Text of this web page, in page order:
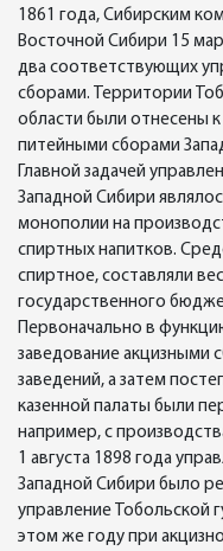
1861 года, Сибирским
Восточной Сибири 15
два соответствующих
сборами. Территории
области были отнесены
питейными сборами
Главной задачей
Западной Сибири
монополии на
спиртных напитков.
спиртное, составляли
государственного
Первоначально в
заведование акцизными
заведений, а затем
казенной палаты были
например, с
1 августа 1898 года
Западной Сибири было
управление Тобольской
этом же году при